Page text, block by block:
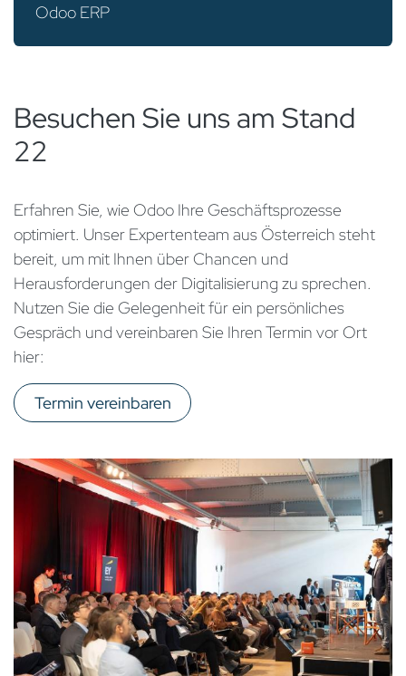
Odoo ERP
Besuchen Sie uns am Stand
22
Erfahren Sie, wie Odoo Ihre Geschäftsprozesse
optimiert. Unser Expertenteam aus Österreich steht
bereit, um mit Ihnen über Chancen und
Herausforderungen der Digitalisierung zu sprechen.
Nutzen Sie die Gelegenheit für ein persönliches
Gespräch und vereinbaren Sie Ihren Termin vor Ort
hier:
Termin vereinbaren